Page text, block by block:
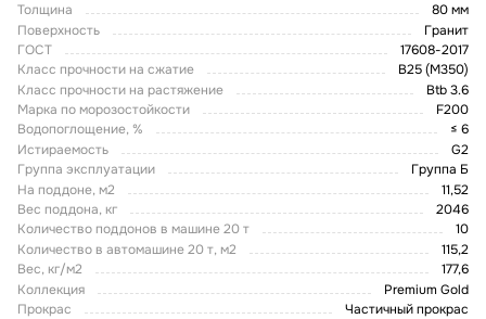
Толщина
80 мм
Поверхность
Гранит
ГОСТ
17608-2017
Класс прочности на сжатие
В25 (М350)
Класс прочности на растяжение
Btb 3.6
Марка по морозостойкости
F200
Водопоглощение, %
≤ 6
Истираемость
G2
Группа эксплуатации
Группа Б
На поддоне, м2
11,52
Вес поддона, кг
2046
Количество поддонов в машине 20 т
10
Количество в автомашине 20 т, м2
115,2
Вес, кг/м2
177,6
Коллекция
Premium Gold
Прокрас
Частичный прокрас